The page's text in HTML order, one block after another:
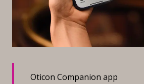
Oticon Companion app